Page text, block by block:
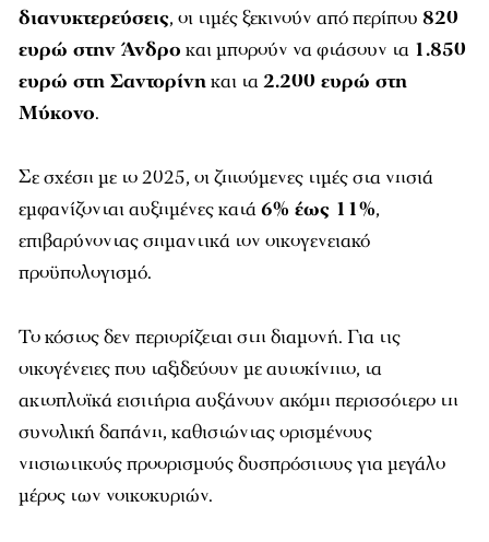
διανυκτερεύσεις, οι τιμές ξεκινούν από περίπου 820
ευρώ στην Άνδρο και μπορούν να φτάσουν τα 1.850
ευρώ στη Σαντορίνηκαι τα2.200 ευρώ στη
Μύκονο.
Σε σχέση με το 2025, οι ζητούμενες τιμές στα νησιά
εμφανίζονται αυξημένες κατά6% έως 11%,
επιβαρύνοντας σημαντικά τον οικογενειακό
προϋπολογισμό.
Το κόστος δεν περιορίζεται στη διαμονή. Για τις
οικογένειες που ταξιδεύουν με αυτοκίνητο, τα
ακτοπλοϊκά εισιτήρια αυξάνουν ακόμη περισσότερο τη
συνολική δαπάνη, καθιστώντας ορισμένους
νησιωτικούς προορισμούς δυσπρόσιτους για μεγάλο
μέρος των νοικοκυριών.